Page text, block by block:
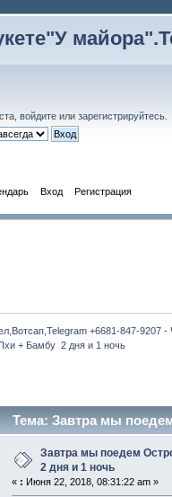
войдите или зарегистрируйтесь
Вход Регистрация
+6681-847-9207 -
+ Бамбу  2 дня и 1 ночь
Тема: Завтра мы
Завтра мы поедем
2 дня и 1 ночь
« : Июня 22, 2018, 08:31:22 am »